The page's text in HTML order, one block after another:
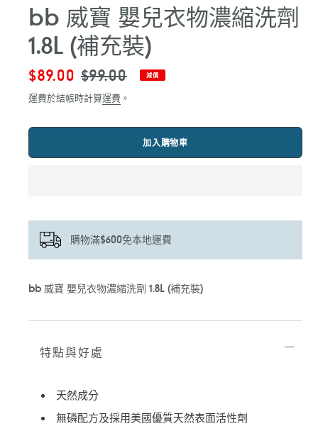
bb 威寶 嬰兒衣物濃縮洗劑
1.8L (補充裝)
售
價
$89.00 定
價
$99.00 減價
運費於結帳時計算運費 。
加入購物車
購物滿$600免本地運費
正
在
產
bb 威寶 嬰兒衣物濃縮洗劑 1.8L (補充裝)
特點與好處
天然成分
無磷配方及採用美國優質天然表面活性劑